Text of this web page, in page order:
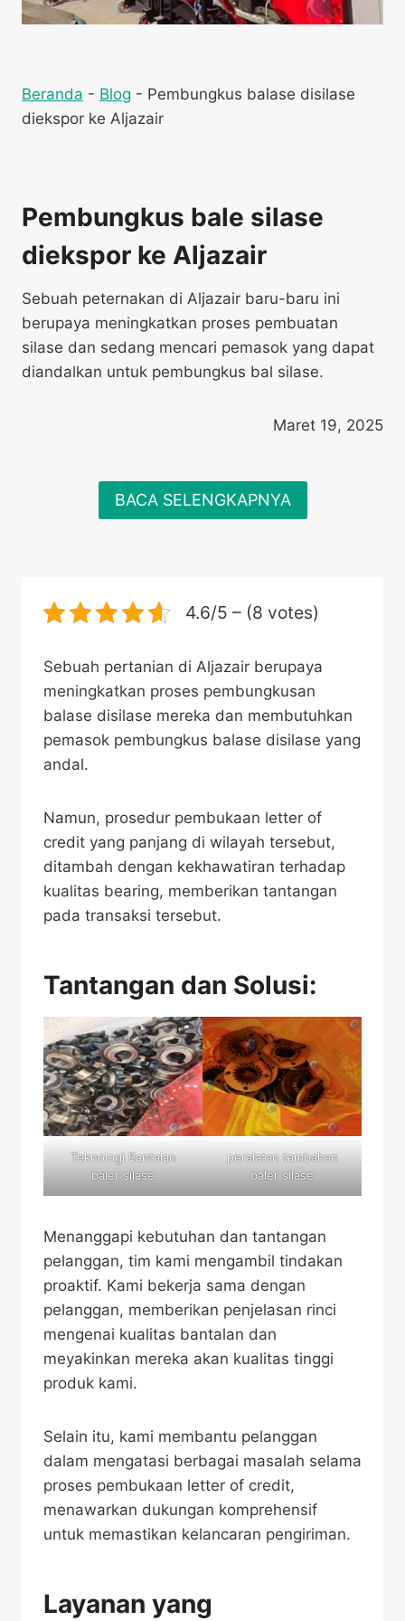
Beranda - Blog - Pembungkus balase disilase
diekspor ke Aljazair
Pembungkus bale silase
diekspor ke Aljazair
Sebuah peternakan di Aljazair baru-baru ini
berupaya meningkatkan proses pembuatan
silase dan sedang mencari pemasok yang dapat
diandalkan untuk pembungkus bal silase.
Maret 19, 2025
BACA SELENGKAPNYA
4.6/5 – (8 votes)
Sebuah pertanian di Aljazair berupaya
meningkatkan proses pembungkusan
balase disilase mereka dan membutuhkan
pemasok pembungkus balase disilase yang
andal.
Namun, prosedur pembukaan letter of
credit yang panjang di wilayah tersebut,
ditambah dengan kekhawatiran terhadap
kualitas bearing, memberikan tantangan
pada transaksi tersebut.
Tantangan dan Solusi:
Teknologi Bantalan
baler silase
peralatan tambahan
baler silase
Menanggapi kebutuhan dan tantangan
pelanggan, tim kami mengambil tindakan
proaktif. Kami bekerja sama dengan
pelanggan, memberikan penjelasan rinci
mengenai kualitas bantalan dan
meyakinkan mereka akan kualitas tinggi
produk kami.
Selain itu, kami membantu pelanggan
dalam mengatasi berbagai masalah selama
proses pembukaan letter of credit,
menawarkan dukungan komprehensif
untuk memastikan kelancaran pengiriman.
Layanan yang